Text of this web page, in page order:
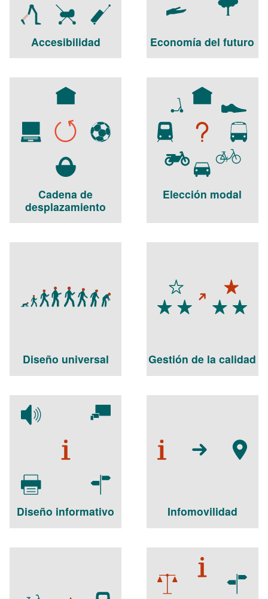
Accesibilidad Economía del futuro
Cadena de
desplazamiento
Elección modal
Diseño universal Gestión de la calidad
Diseño informativo Infomovilidad